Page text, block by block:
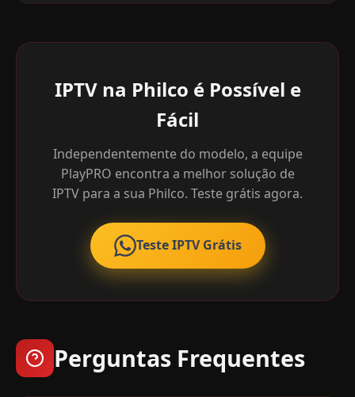
IPTV na Philco é Possível e
Fácil
Independentemente do modelo, a equipe
PlayPRO encontra a melhor solução de
IPTV para a sua Philco. Teste grátis agora.
Teste IPTV Grátis
Perguntas Frequentes